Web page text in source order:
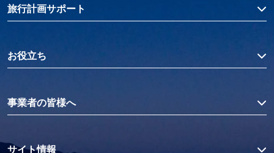
旅行計画サポート
お役立ち
事業者の皆様へ
サイト情報